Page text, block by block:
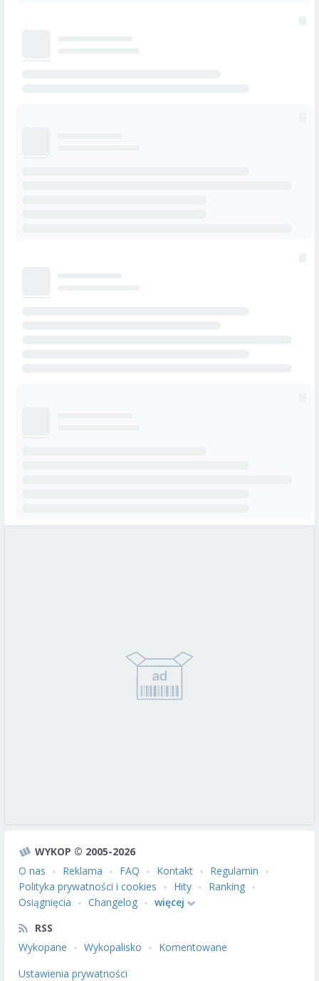
WYKOP © 2005-2026
O nas
Reklama FAQ Kontakt
Regulamin
Polityka prywatności i cookies
Hity
Ranking
Osiągnięcia
Changelog
więcej
RSS
Wykopane
Wykopalisko
Komentowane
Ustawienia prywatności